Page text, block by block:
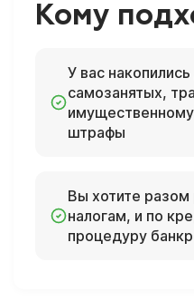
Кому
У вас
самозанятых,
имущественному
штрафы
Вы хотите
налогам, и по
процедуру